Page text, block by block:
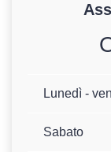
Lunedì -
Sabato